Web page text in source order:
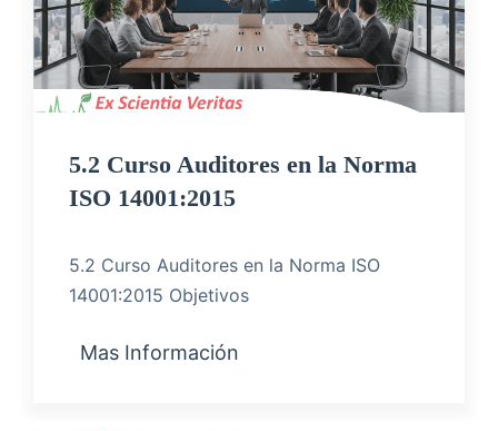
5.2 Curso Auditores en la Norma
ISO 14001:2015
5.2 Curso Auditores en la Norma ISO
14001:2015 Objetivos
Mas Información